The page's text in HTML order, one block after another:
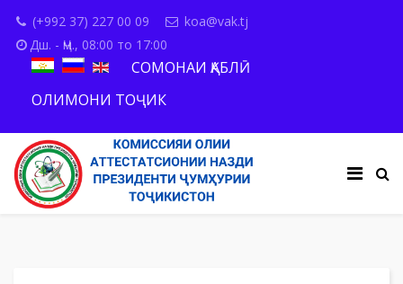
(+992 37) 227 00 09
koa@vak.tj
Дш. - Ҷм., 08:00 то 17:00
СОМОНАИ ҚАБЛӢ
ОЛИМОНИ ТОҶИК